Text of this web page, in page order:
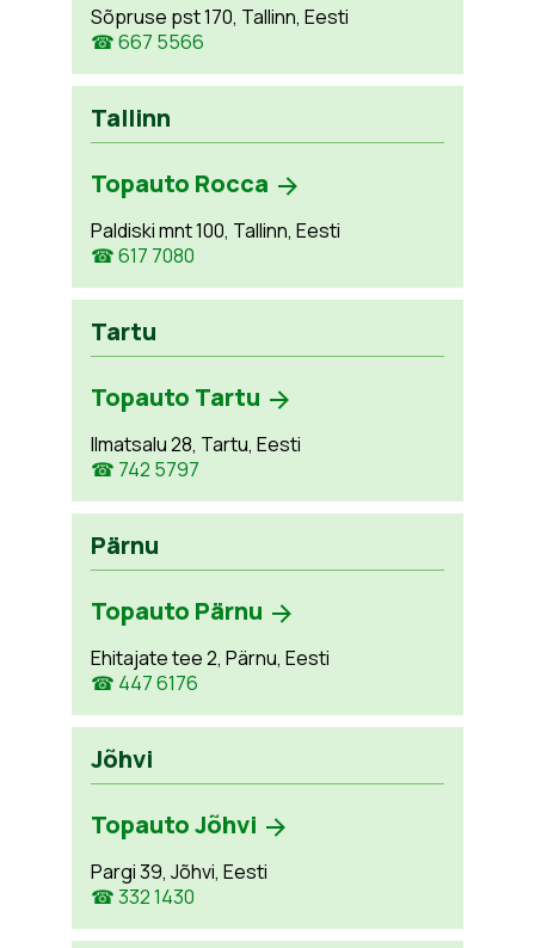
Sõpruse pst 170, Tallinn, Eesti
☎ 667 5566
Tallinn
Topauto Rocca
Paldiski mnt 100, Tallinn, Eesti
☎ 617 7080
Tartu
Topauto Tartu
Ilmatsalu 28, Tartu, Eesti
☎ 742 5797
Pärnu
Topauto Pärnu
Ehitajate tee 2, Pärnu, Eesti
☎ 447 6176
Jõhvi
Topauto Jõhvi
Pargi 39, Jõhvi, Eesti
☎ 332 1430